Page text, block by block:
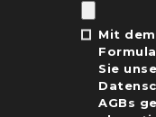
Mit
Sie
AGBs